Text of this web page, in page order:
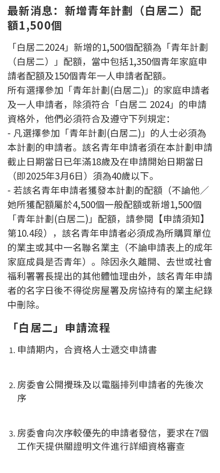
最新消息：新增青年計劃（白居二）配
額1,500個
「白居二2024」新增的1,500個配額為「青年計劃
（白居二）」配額，當中包括1,350個青年家庭申
請者配額及150個青年一人申請者配額。
所有選擇參加「青年計劃(白居二)」的家庭申請者
及一人申請者，除須符合「白居二 2024」的申請
資格外，他們必須符合及遵守下列規定：
- 凡選擇參加「青年計劃(白居二)」的人士必須為
本計劃的申請者。該名青年申請者須在本計劃申請
截止日期當日已年滿18歲及在申請開始日期當日
（即2025年3月6日）須為40歲以下。
- 若該名青年申請者獲發本計劃的配額（不論他／
她所獲配額屬於4,500個一般配額或新增1,500個
「青年計劃(白居二)」配額，請參閱【申請須知】
第10.4段），該名青年申請者必須成為所購買單位
的業主或其中一名聯名業主（不論申請表上的成年
家庭成員是否青年）。除因永久離開、去世或社會
福利署署長提出的其他體恤理由外，該名青年申請
者的名字日後不得從房屋署及房協持有的業主紀錄
中刪除。
「白居二」申請流程
申請期内，合資格人士遞交申請書
房委會公開攪珠及以電腦排列申請者的先後次
序
房委會向次序較優先的申請者發信，要求在7個
工作天提供關證明文件進行詳細資格審查